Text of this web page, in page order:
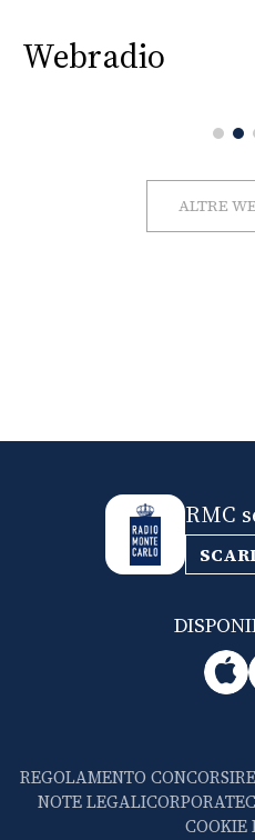
Webradio
ALTRE
RMC
REGOLAMENTO CONCORSI
NOTE LEGALICORPORATE
COOKIE